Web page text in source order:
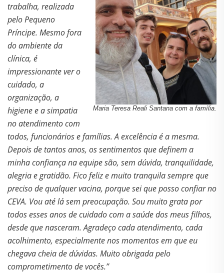
Maria Teresa Reali Santana com a família.
trabalha, realizada
pelo Pequeno
Príncipe. Mesmo fora
do ambiente da
clínica, é
impressionante ver o
cuidado, a
organização, a
higiene e a simpatia
no atendimento com
todos, funcionários e famílias. A excelência é a mesma.
Depois de tantos anos, os sentimentos que definem a
minha confiança na equipe são, sem dúvida, tranquilidade,
alegria e gratidão. Fico feliz e muito tranquila sempre que
preciso de qualquer vacina, porque sei que posso confiar no
CEVA. Vou até lá sem preocupação. Sou muito grata por
todos esses anos de cuidado com a saúde dos meus filhos,
desde que nasceram. Agradeço cada atendimento, cada
acolhimento, especialmente nos momentos em que eu
chegava cheia de dúvidas. Muito obrigada pelo
comprometimento de vocês.”